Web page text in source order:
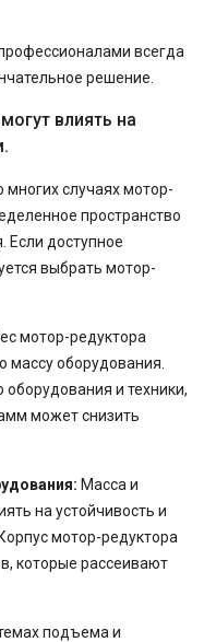
всегда
решение.
влиять на
многих случаях мотор-
пространство
Если доступное
выбрать мотор-
мотор-редуктора
оборудования.
и техники,
может снизить
Масса и
на устойчивость и
мотор-редуктора
которые рассеивают
подъема и